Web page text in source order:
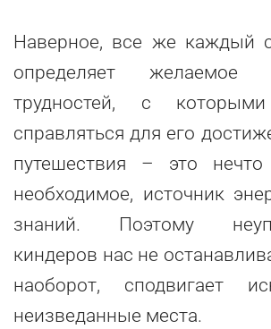
Наверное, все же каждый
определяет
трудностей, с
справляться для его
путешествия – это нечто
необходимое, источник
знаний. Поэтому
киндеров нас не
наоборот, сподвигает
неизведанные места.